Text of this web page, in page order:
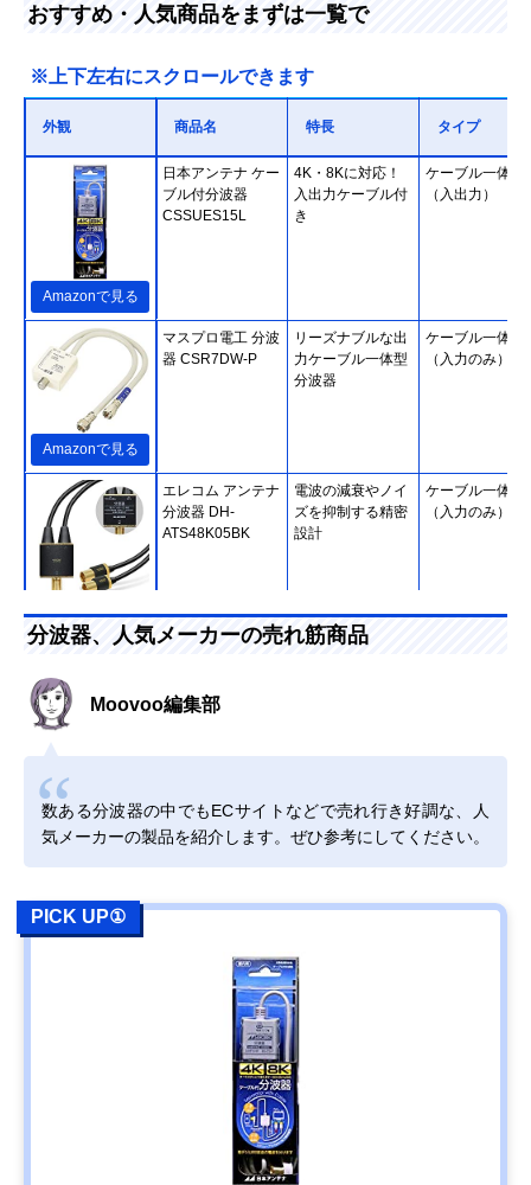
おすすめ・人気商品をまずは一覧で
※上下左右にスクロールできます
外観 商品名 特長 タイプ
Amazonで見る
日本アンテナ ケー
ブル付分波器
CSSUES15L
4K・8Kに対応！
入出力ケーブル付
き
ケーブル一体型
（入出力）
Amazonで見る
マスプロ電工 分波
器 CSR7DW-P
リーズナブルな出
力ケーブル一体型
分波器
ケーブル一体型
（入力のみ）
Amazonで見る
エレコム アンテナ
分波器 DH-
ATS48K05BK
電波の減衰やノイ
ズを抑制する精密
設計
ケーブル一体型
（入力のみ）
Amazonで見る
分波器 AE-327SW
Amazonで見る
DXアンテナ 分波
器 MBUM2WS(B)
ノイズに強い入出
力ケーブルを採用
ケーブル一体型
（入出力）
分波器 MBUMS
波器
日本アンテナ 屋内
用混合分波器
にくい高いシール
ド性能
アイネックス
(AINEX) アンテナ
分波器 ANT-DM
分波器・混合器と
して使える2in1
分波器、人気メーカーの売れ筋商品
Moovoo編集部
数ある分波器の中でもECサイトなどで売れ行き好調な、人
気メーカーの製品を紹介します。ぜひ参考にしてください。
PICK UP①